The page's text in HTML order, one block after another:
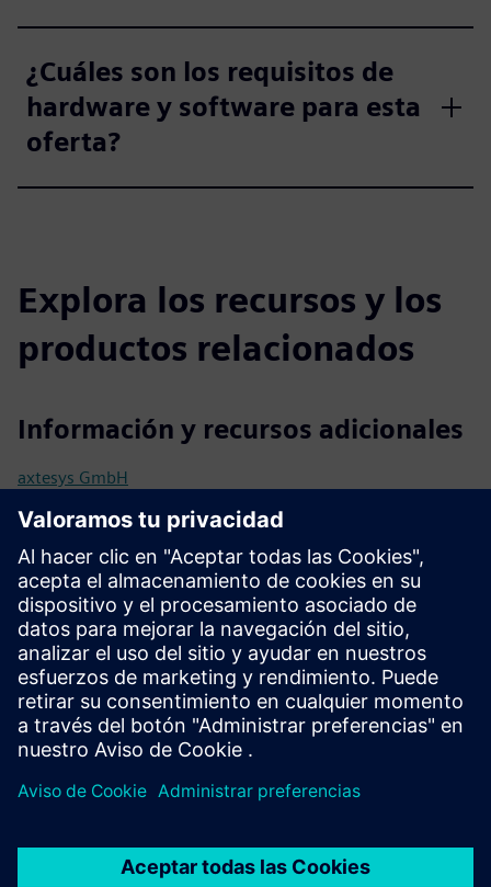
¿Cuáles son los requisitos de
hardware y software para esta
oferta?
Explora los recursos y los
productos relacionados
Información y recursos adicionales
axtesys GmbH
Más información
Notas de publicación
Requisitos previos
Industrial Edge Hub Access
Common Configurator (necesario para configurar los
conectores)